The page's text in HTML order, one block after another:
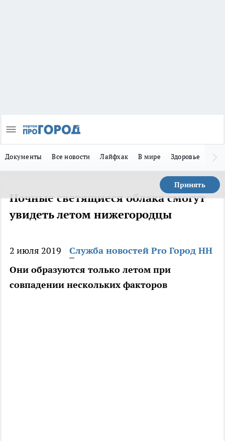
Документы Все новости Лайфхак В мире Здоровье
Принять
Ночные светящиеся облака смогут
увидеть летом нижегородцы
2 июля 2019
Служба новостей Pro Город НН
Они образуются только летом при
совпадении нескольких факторов